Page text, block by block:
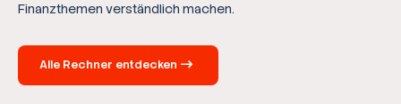
Finanzthemen verständlich machen.
Alle Rechner entdecken